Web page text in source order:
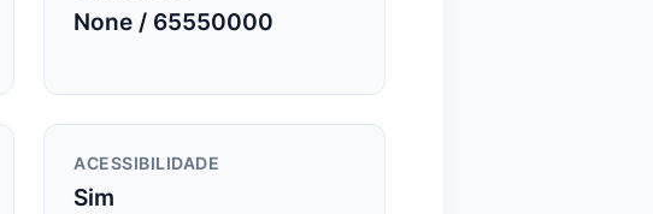
None / 65550000
ACESSIBILIDADE
Sim